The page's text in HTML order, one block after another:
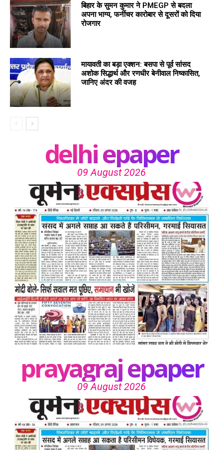
बिहार के सुमन कुमार ने PMEGP से बदला
अपना भाग्य, फर्नीचर कारोबार से दूसरों को दिया
रोजगार
मायावती का बड़ा एक्शन: बसपा से पूर्व सांसद
अशोक सिद्धार्थ और रणधीर बेनीवाल निष्कासित,
जानिए अंदर की वजह
delhi epaper
09 August 2026
prayagraj epaper
09 August 2026